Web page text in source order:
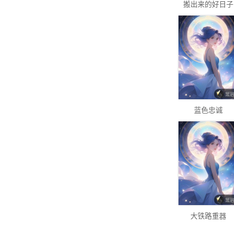
搬出来的好日子
蓝色忠诚
大铁路重器